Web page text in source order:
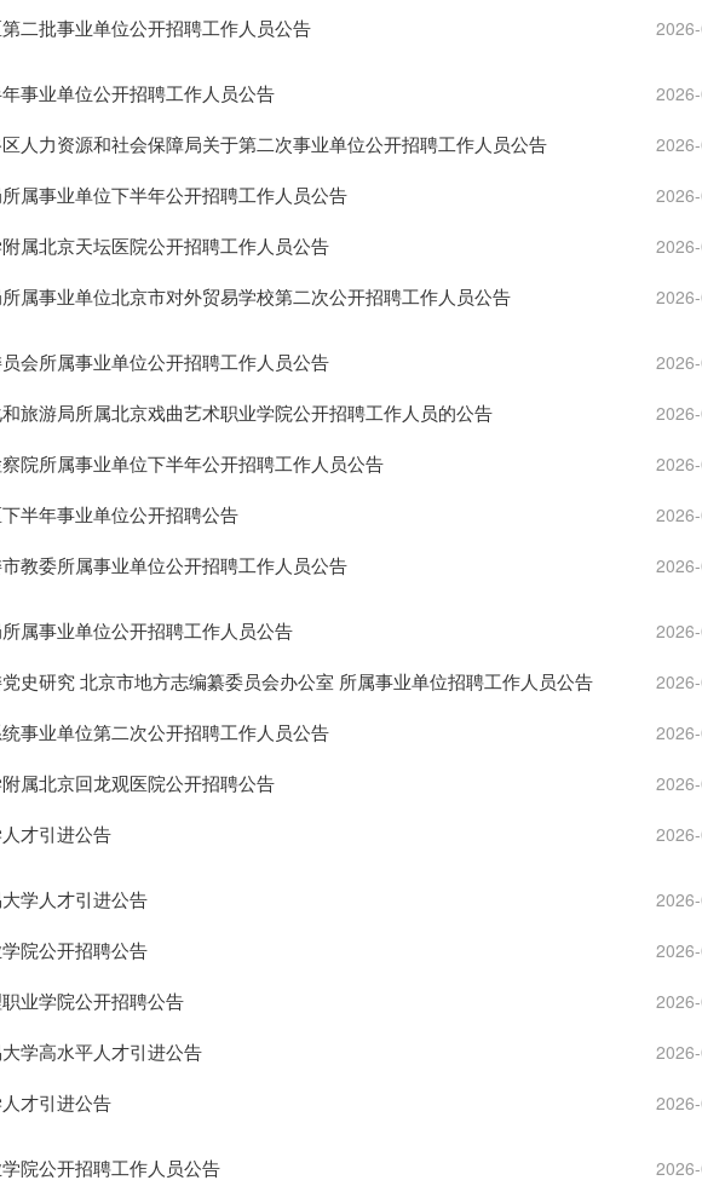
二批事业单位公开招聘工作人员公告
事业单位公开招聘工作人员公告
人力资源和社会保障局关于第二次事业单位公开招聘工作人员公告
属事业单位下半年公开招聘工作人员公告
属北京天坛医院公开招聘工作人员公告
属事业单位北京市对外贸易学校第二次公开招聘工作人员公告
会所属事业单位公开招聘工作人员公告
旅游局所属北京戏曲艺术职业学院公开招聘工作人员的公告
院所属事业单位下半年公开招聘工作人员公告
半年事业单位公开招聘公告
教委所属事业单位公开招聘工作人员公告
属事业单位公开招聘工作人员公告
史研究 北京市地方志编纂委员会办公室 所属事业单位招聘工作人员公告
事业单位第二次公开招聘工作人员公告
属北京回龙观医院公开招聘公告
才引进公告
学人才引进公告
院公开招聘公告
业学院公开招聘公告
学高水平人才引进公告
才引进公告
院公开招聘工作人员公告